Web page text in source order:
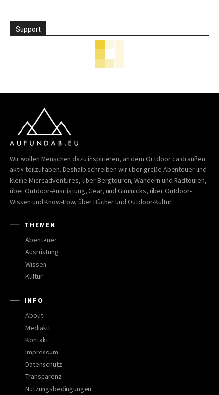
Support
Wir wollen Menschen dazu inspirieren, an dem Outdoor da draußen
aktiv teilzuhaben. Deshalb schreiben wir über große Abenteuer und
kleine Microadventures, über Bergtouren, Wandern und Radtouren,
über Outdoor-Ausrüstung, Gear, und Gimmicks, über Outdoor-
Wissen und Know-How, über Bücher und Outdoor-Kultur.
THEMEN
Abenteuer
Ausrüstung
Wissen
Kultur
INFO
About
Mediakit
Kontakt
Impressum
Datenschutz
Transparenz
Nutzungsbedingungen